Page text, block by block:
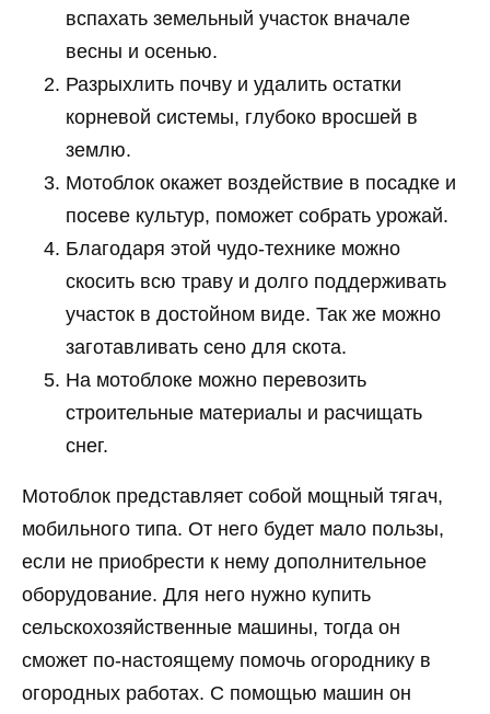
вспахать земельный участок вначале
весны и осенью.
Разрыхлить почву и удалить остатки
корневой системы, глубоко вросшей в
землю.
Мотоблок окажет воздействие в посадке и
посеве культур, поможет собрать урожай.
Благодаря этой чудо-технике можно
скосить всю траву и долго поддерживать
участок в достойном виде. Так же можно
заготавливать сено для скота.
На мотоблоке можно перевозить
строительные материалы и расчищать
снег.
Мотоблок представляет собой мощный тягач,
мобильного типа. От него будет мало пользы,
если не приобрести к нему дополнительное
оборудование. Для него нужно купить
сельскохозяйственные машины, тогда он
сможет по-настоящему помочь огороднику в
огородных работах. С помощью машин он